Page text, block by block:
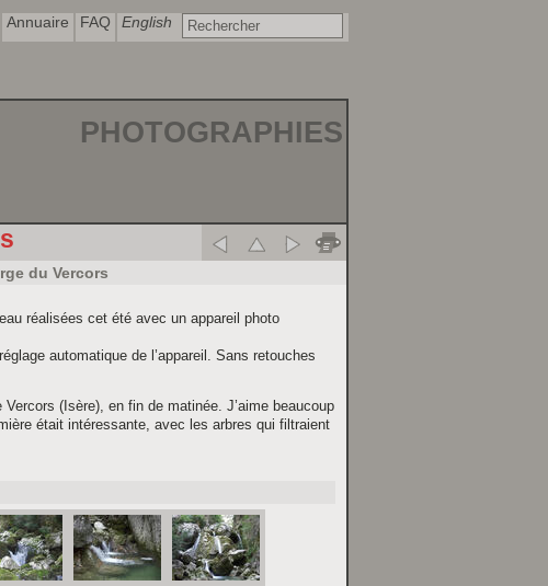
du Vercors
réalisées cet été avec un appareil photo
automatique de l’appareil. Sans retouches
(Isère), en fin de matinée. J’aime beaucoup
était intéressante, avec les arbres qui filtraient
PHOTOGRAPHIES
Annuaire FAQ English